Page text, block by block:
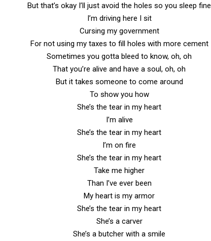
But that’s okay I’ll just avoid the holes so you sleep fine
I’m driving here I sit
Cursing my government
For not using my taxes to fill holes with more cement
Sometimes you gotta bleed to know, oh, oh
That you’re alive and have a soul, oh, oh
But it takes someone to come around
To show you how
She’s the tear in my heart
I’m alive
She’s the tear in my heart
I’m on fire
She’s the tear in my heart
Take me higher
Than I’ve ever been
My heart is my armor
She’s the tear in my heart
She’s a carver
She’s a butcher with a smile